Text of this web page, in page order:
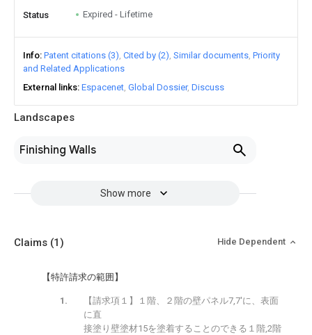
Landscapes
Finishing Walls
Show more
Status Expired - Lifetime
Info Patent citations (3) Cited by (2) Similar documents Priority
and Related Applications
External links Espacenet Global Dossier Discuss
Claims (1) Hide Dependent
【特許請求の範囲】
【請求項１】１階、２階の壁パネル7,7′に、表面
に直
接塗り壁塗材15を塗着することのできる１階,2階